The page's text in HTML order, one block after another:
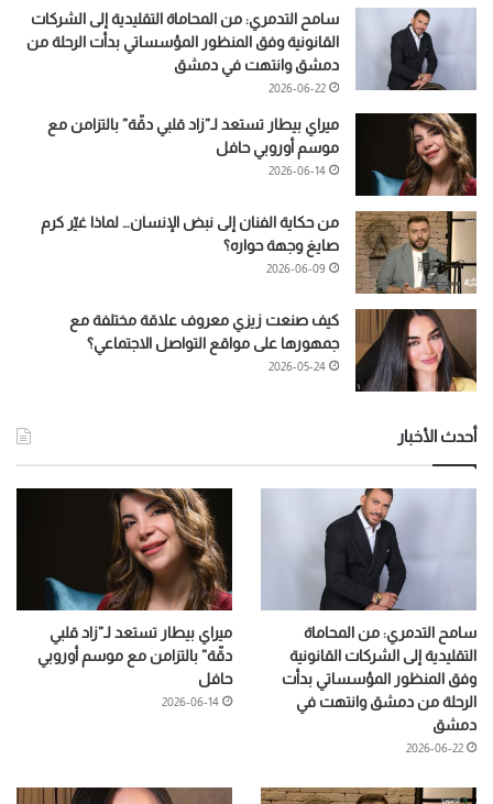
سامح التدمري: من المحاماة التقليدية إلى الشركات
القانونية وفق المنظور المؤسساتي بدأت الرحلة من
دمشق وانتهت في دمشق
2026-06-22
ميراي بيطار تستعد لـ”زاد قلبي دقّة” بالتزامن مع
موسم أوروبي حافل
2026-06-14
من حكاية الفنان إلى نبض الإنسان… لماذا غيّر كرم
صايغ وجهة حواره؟
2026-06-09
كيف صنعت زيزي معروف علاقة مختلفة مع
جمهورها على مواقع التواصل الاجتماعي؟
2026-05-24
أحدث الأخبار
سامح التدمري: من المحاماة
التقليدية إلى الشركات القانونية
وفق المنظور المؤسساتي بدأت
الرحلة من دمشق وانتهت في
دمشق
2026-06-22
ميراي بيطار تستعد لـ”زاد قلبي
دقّة” بالتزامن مع موسم أوروبي
حافل
2026-06-14